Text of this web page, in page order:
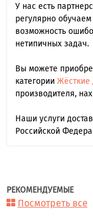
У нас есть
регулярно
возможность
нетипичных задач.
Вы можете
категории Жёсткие
производителя,
Наши услуги
Российской
РЕКОМЕНДУЕМЫЕ
Посмотреть все